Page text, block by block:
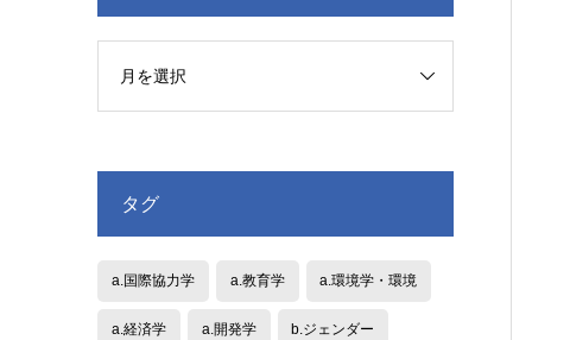
タグ
a.国際協力学 a.教育学 a.環境学・環境
a.経済学 a.開発学 b.ジェンダー